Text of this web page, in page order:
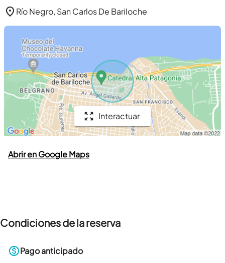
Río Negro, San Carlos De Bariloche
Interactuar
Abrir en Google Maps
Condiciones de la reserva
Pago anticipado